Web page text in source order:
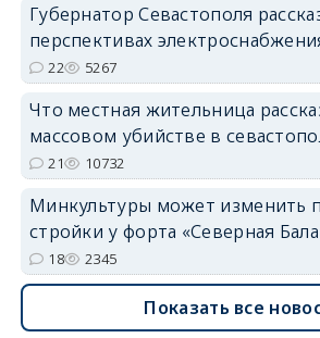
Губернатор Севастополя
перспективах
22 5267
Что местная жительница
массовом убийстве в
21 10732
Минкультуры может изменить
стройки у форта «Северная
18 2345
Показать все